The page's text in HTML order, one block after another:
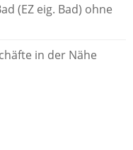
(EZ eig. Bad) ohne
in der Nähe